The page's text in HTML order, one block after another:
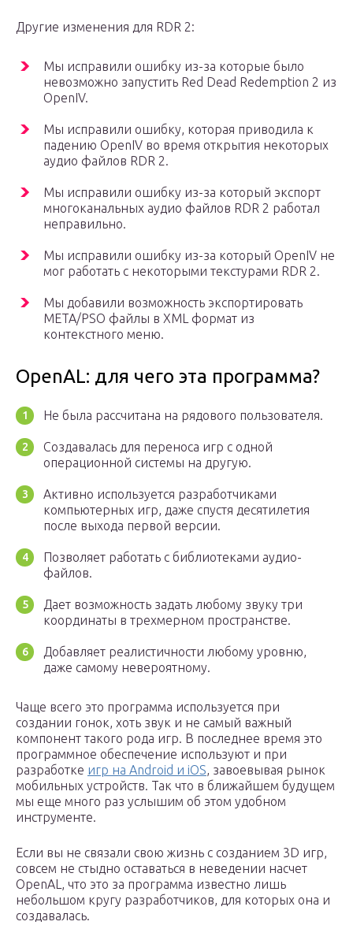
Другие изменения для RDR 2:
Мы исправили ошибку из-за которые было
невозможно запустить Red Dead Redemption 2 из
OpenIV.
Мы исправили ошибку, которая приводила к
падению OpenIV во время открытия некоторых
аудио файлов RDR 2.
Мы исправили ошибку из-за который экспорт
многоканальных аудио файлов RDR 2 работал
неправильно.
Мы исправили ошибку из-за который OpenIV не
мог работать с некоторыми текстурами RDR 2.
Мы добавили возможность экспортировать
META/PSO файлы в XML формат из
контекстного меню.
OpenAL: для чего эта программа?
Не была рассчитана на рядового пользователя.
Создавалась для переноса игр с одной
операционной системы на другую.
Активно используется разработчиками
компьютерных игр, даже спустя десятилетия
после выхода первой версии.
Позволяет работать с библиотеками аудио-
файлов.
Дает возможность задать любому звуку три
координаты в трехмерном пространстве.
Добавляет реалистичности любому уровню,
даже самому невероятному.
Чаще всего это программа используется при
создании гонок, хоть звук и не самый важный
компонент такого рода игр. В последнее время это
программное обеспечение используют и при
разработке игр на Android и iOS, завоевывая рынок
мобильных устройств. Так что в ближайшем будущем
мы еще много раз услышим об этом удобном
инструменте.
Если вы не связали свою жизнь с созданием 3D игр,
совсем не стыдно оставаться в неведении насчет
OpenAL, что это за программа известно лишь
небольшом кругу разработчиков, для которых она и
создавалась.